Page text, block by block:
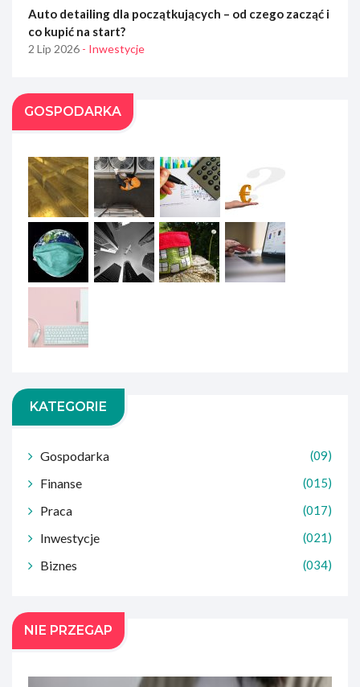
Auto detailing dla początkujących – od czego zacząć i
co kupić na start?
2 Lip 2026 - Inwestycje
GOSPODARKA
KATEGORIE
Gospodarka (09)
Finanse (015)
Praca (017)
Inwestycje (021)
Biznes (034)
NIE PRZEGAP